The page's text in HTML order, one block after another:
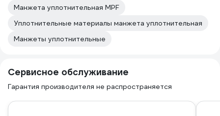
Манжета уплотнительная MPF
Уплотнительные материалы манжета уплотнительная
Манжеты уплотнительные
Сервисное обслуживание
Гарантия производителя не распространяется